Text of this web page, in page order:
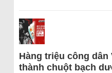
Hàng triệu công dân
thành chuột bạch